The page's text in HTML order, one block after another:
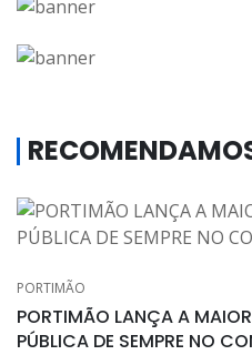
PORTIMÃO
PORTIMÃO LANÇA A
PÚBLICA DE SEMPRE NO